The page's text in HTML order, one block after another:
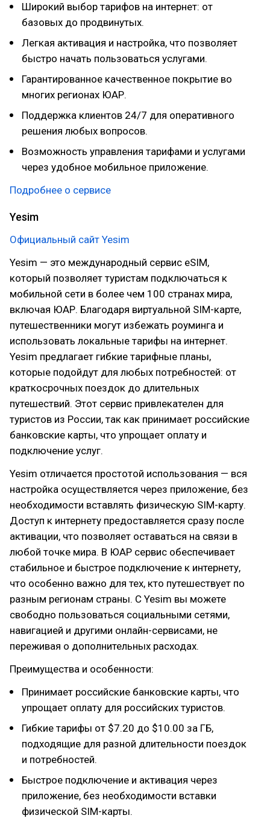
Широкий выбор тарифов на интернет: от
базовых до продвинутых.
Легкая активация и настройка, что позволяет
быстро начать пользоваться услугами.
Гарантированное качественное покрытие во
многих регионах ЮАР.
Поддержка клиентов 24/7 для оперативного
решения любых вопросов.
Возможность управления тарифами и услугами
через удобное мобильное приложение.
Подробнее о сервисе
Yesim
Официальный сайт Yesim
Yesim — это международный сервис eSIM,
который позволяет туристам подключаться к
мобильной сети в более чем 100 странах мира,
включая ЮАР. Благодаря виртуальной SIM-карте,
путешественники могут избежать роуминга и
использовать локальные тарифы на интернет.
Yesim предлагает гибкие тарифные планы,
которые подойдут для любых потребностей: от
краткосрочных поездок до длительных
путешествий. Этот сервис привлекателен для
туристов из России, так как принимает российские
банковские карты, что упрощает оплату и
подключение услуг.
Yesim отличается простотой использования — вся
настройка осуществляется через приложение, без
необходимости вставлять физическую SIM-карту.
Доступ к интернету предоставляется сразу после
активации, что позволяет оставаться на связи в
любой точке мира. В ЮАР сервис обеспечивает
стабильное и быстрое подключение к интернету,
что особенно важно для тех, кто путешествует по
разным регионам страны. С Yesim вы можете
свободно пользоваться социальными сетями,
навигацией и другими онлайн-сервисами, не
переживая о дополнительных расходах.
Преимущества и особенности:
Принимает российские банковские карты, что
упрощает оплату для российских туристов.
Гибкие тарифы от $7.20 до $10.00 за ГБ,
подходящие для разной длительности поездок
и потребностей.
Быстрое подключение и активация через
приложение, без необходимости вставки
физической SIM-карты.